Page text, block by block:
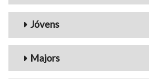
Jóvens
Majors